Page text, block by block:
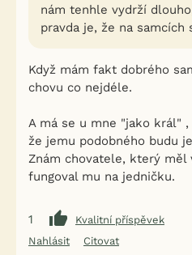
nám tenhle vydrží
pravda je, že na
Když mám fakt dobrého
chovu co nejdéle.
A má se u mne "jako král"
že jemu podobného budu
Znám chovatele, který měl
fungoval mu na jedničku.
1
Kvalitní příspěvek
Nahlásit
Citovat